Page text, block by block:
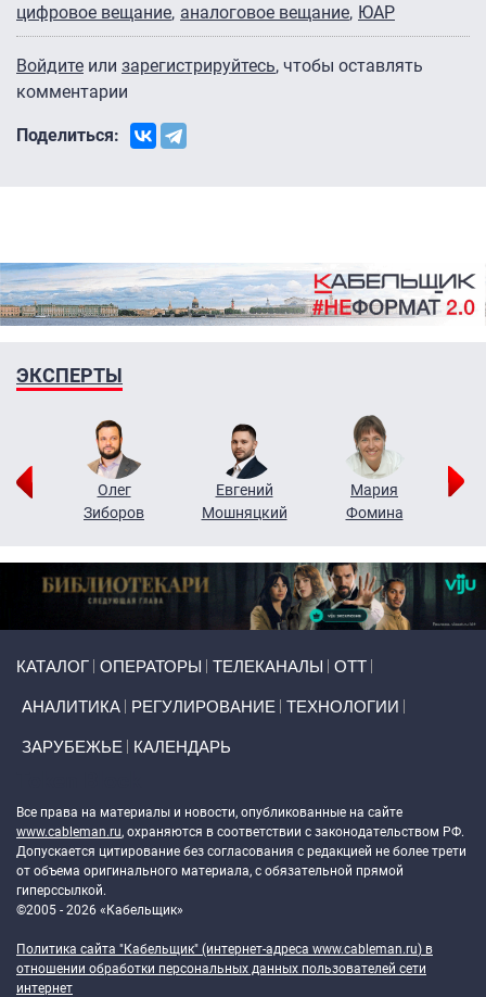
цифровое вещание аналоговое вещание ЮАР
Войдите или зарегистрируйтесь, чтобы оставлять
комментарии
Поделиться:
ЭКСПЕРТЫ
Олег
Зиборов
Евгений
Мошняцкий
Мария
Фомина
КАТАЛОГ ОПЕРАТОРЫ ТЕЛЕКАНАЛЫ ОТТ
АНАЛИТИКА РЕГУЛИРОВАНИЕ ТЕХНОЛОГИИ
ЗАРУБЕЖЬЕ КАЛЕНДАРЬ
Все права на материалы и новости, опубликованные на сайте
www.cableman.ru, охраняются в соответствии с законодательством РФ.
Допускается цитирование без согласования с редакцией не более трети
от объема оригинального материала, с обязательной прямой
гиперссылкой.
©2005 - 2026 «Кабельщик»
Политика сайта "Кабельщик" (интернет-адреса www.cableman.ru) в
отношении обработки персональных данных пользователей сети
интернет